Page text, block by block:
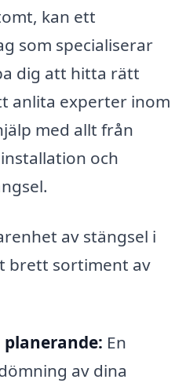
kan ett
som specialiserar
dig att hitta rätt
anlita experter inom
med allt från
och
av stängsel i
brett sortiment av
En
av dina